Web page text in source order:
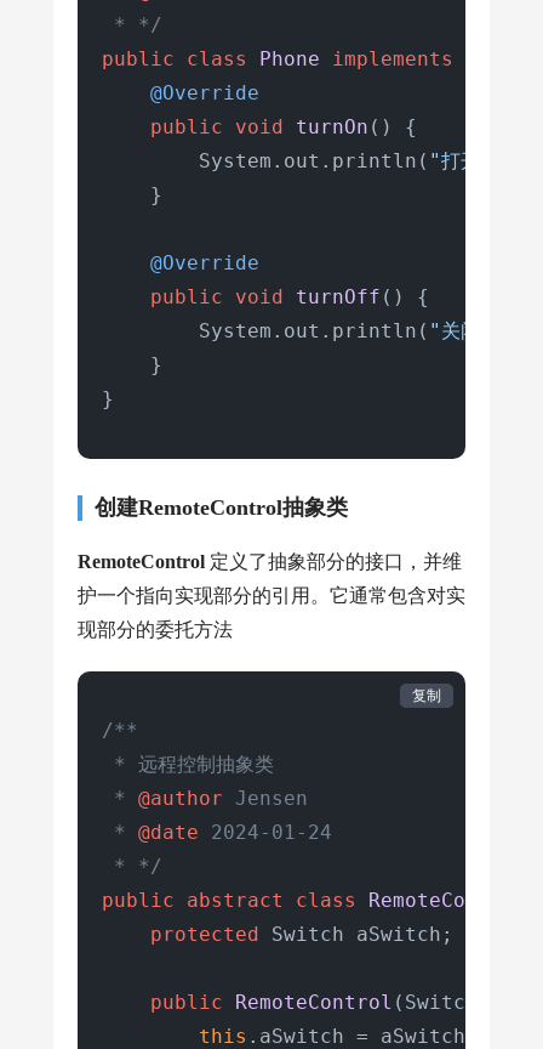
* */
public
class Phone implements
@Override
public
void turnOn ()
{
        System.out.println(
"打开手机"
    }
@Override
public
void turnOff ()
{
        System.out.println(
"关闭手机"
    }
}
创建RemoteControl抽象类
RemoteControl 定义了抽象部分的接口，并维
护一个指向实现部分的引用。它通常包含对实
现部分的委托方法
/**
* 远程控制抽象类
* @author Jensen
* @date 2024-01-24
* */
public
abstract class RemoteControl
protected Switch aSwitch;
public RemoteControl (Switch
this .aSwitch = aSwitch;
复制